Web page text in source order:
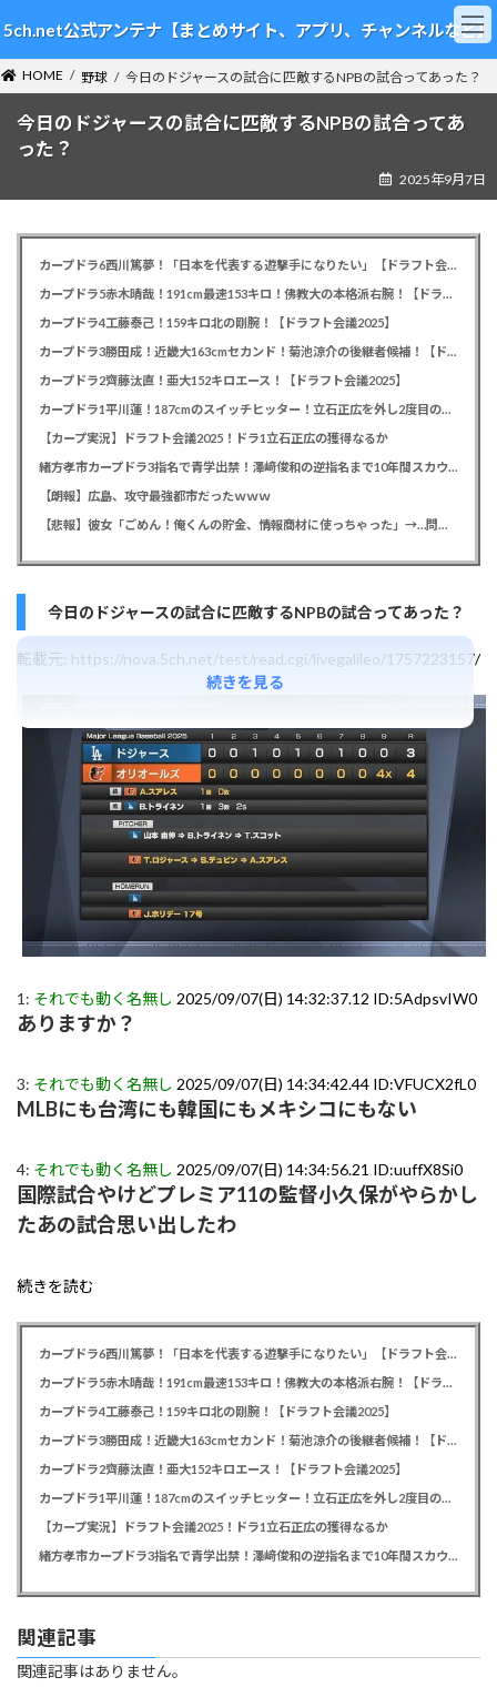
ン
テ
ン
ツ
ビ
ゲ
ー
シ
5ch.net公式アンテナ【まとめサイト、アプリ、チャンネルなど】
HOME 野球 今日のドジャースの試合に匹敵するNPBの試合ってあった？
今日のドジャースの試合に匹敵するNPBの試合ってあ
った？
2025年9月7日
カープドラ6西川篤夢！「日本を代表する遊撃手になりたい」【ドラフト会議2025】
カープドラ5赤木晴哉！191cm最速153キロ！佛教大の本格派右腕！【ドラフト会議2025】
カープドラ4工藤泰己！159キロ北の剛腕！【ドラフト会議2025】
カープドラ3勝田成！近畿大163cmセカンド！菊池涼介の後継者候補！【ドラフト会議2025】
カープドラ2齊藤汰直！亜大152キロエース！【ドラフト会議2025】
カープドラ1平川蓮！187cmのスイッチヒッター！立石正広を外し2度目の重複も新井監督がクジを引き当てる！【ドラフト会議2025】
【カープ実況】ドラフト会議2025！ドラ1立石正広の獲得なるか
緒方孝市カープドラ3指名で青学出禁！澤﨑俊和の逆指名まで10年間スカウト出禁
【朗報】広島、攻守最強都市だったｗｗｗ
【悲報】彼女「ごめん！俺くんの貯金、情報商材に使っちゃった」→…問い詰めたらギャン泣きされたんだが俺が悪いのか？
今日のドジャースの試合に匹敵するNPBの試合ってあった？
転載元: https://nova.5ch.net/test/read.cgi/livegalileo/1757223157/
1: それでも動く名無し 2025/09/07(日) 14:32:37.12 ID:5AdpsvIW0
ありますか？
3: それでも動く名無し 2025/09/07(日) 14:34:42.44 ID:VFUCX2fL0
MLBにも台湾にも韓国にもメキシコにもない
4: それでも動く名無し 2025/09/07(日) 14:34:56.21 ID:uuffX8Si0
国際試合やけどプレミア11の監督小久保がやらかし
たあの試合思い出したわ
続きを読む
続きを見る
カープドラ4工藤泰己！159キロ北の剛腕！【ドラフト会議2025】
カープドラ2齊藤汰直！亜大152キロエース！【ドラフト会議2025】
【カープ実況】ドラフト会議2025！ドラ1立石正広の獲得なるか
関連記事
関連記事はありません。